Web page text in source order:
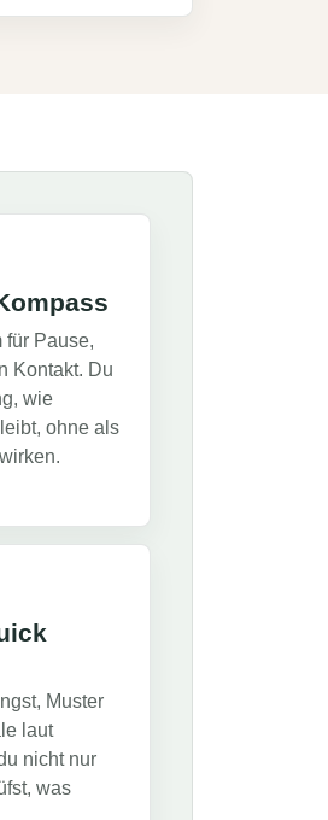
für Pause,
Kontakt. Du
wie
ohne als
Muster
laut
nicht nur
was